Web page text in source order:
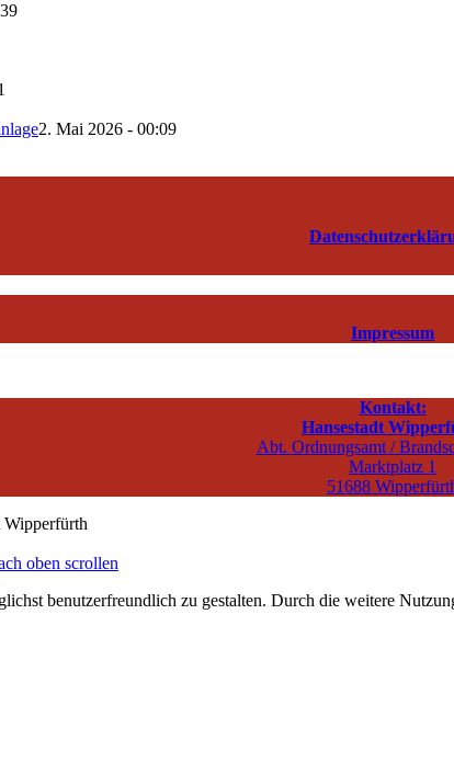
2. Mai 2026 - 00:09
Impressum
Kontakt:
Hansestadt
Abt. Ordnungsamt /
Marktplatz 1
51688
oben scrollen
benutzerfreundlich zu gestalten. Durch die weitere